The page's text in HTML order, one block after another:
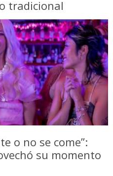
tradicional
o no se come”:
su momento